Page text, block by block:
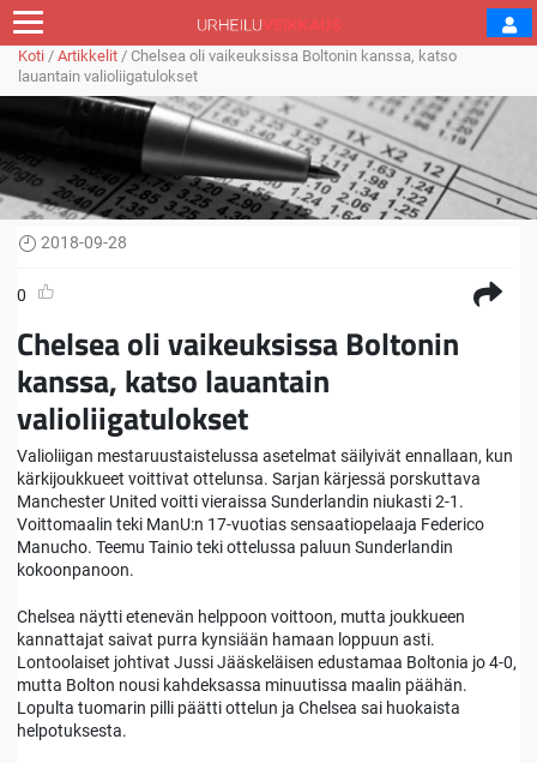
Koti / Artikkelit / Chelsea oli vaikeuksissa Boltonin kanssa, katso
lauantain valioliigatulokset
2018-09-28
0
Chelsea oli vaikeuksissa Boltonin
kanssa, katso lauantain
valioliigatulokset
Valioliigan mestaruustaistelussa asetelmat säilyivät ennallaan, kun
kärkijoukkueet voittivat ottelunsa. Sarjan kärjessä porskuttava
Manchester United voitti vieraissa Sunderlandin niukasti 2-1.
Voittomaalin teki ManU:n 17-vuotias sensaatiopelaaja Federico
Manucho. Teemu Tainio teki ottelussa paluun Sunderlandin
kokoonpanoon.
Chelsea näytti etenevän helppoon voittoon, mutta joukkueen
kannattajat saivat purra kynsiään hamaan loppuun asti.
Lontoolaiset johtivat Jussi Jääskeläisen edustamaa Boltonia jo 4-0,
mutta Bolton nousi kahdeksassa minuutissa maalin päähän.
Lopulta tuomarin pilli päätti ottelun ja Chelsea sai huokaista
helpotuksesta.